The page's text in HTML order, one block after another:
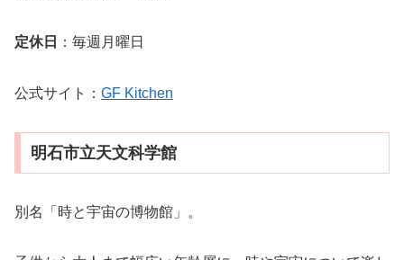
定休日 ：毎週月曜日
公式サイト： GF Kitchen
明石市立天文科学館
別名「時と宇宙の博物館」。